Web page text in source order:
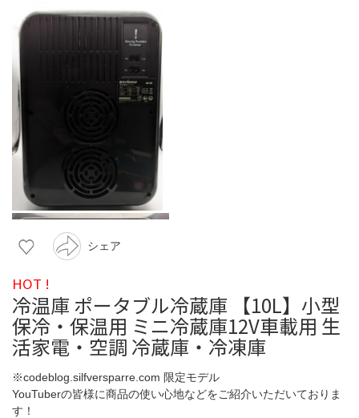
シェア
HOT !
冷温庫 ポータブル冷蔵庫 【10L】小型
保冷・保温用 ミニ冷蔵庫12V車載用 生
活家電・空調 冷蔵庫・冷凍庫
※codeblog.silfversparre.com 限定モデル
YouTuberの皆様に商品の使い心地などをご紹介いただいておりま
す！